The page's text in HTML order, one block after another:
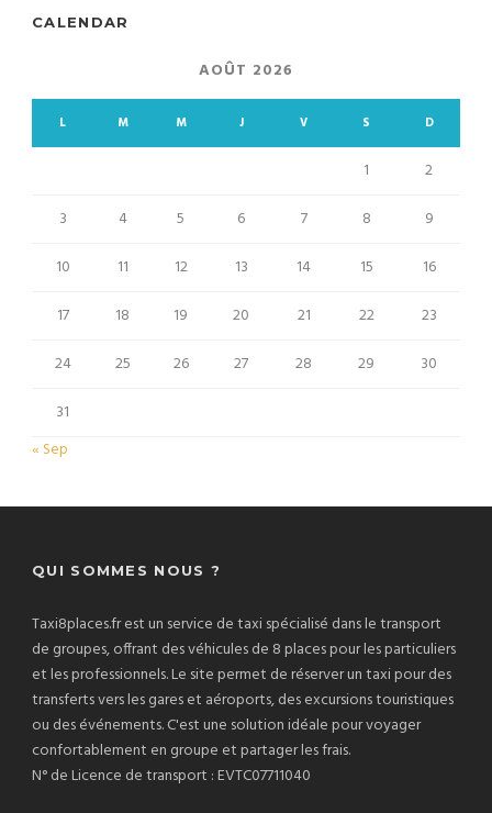
CALENDAR
AOÛT 2026
L M M J V S D
1
2
3
4 5 6 7 8
9
10
11 12 13 14 15
16
17
18 19 20 21 22
23
24
25 26 27 28 29
30
31
« Sep
QUI SOMMES NOUS ?
Taxi8places.fr est un service de taxi spécialisé dans le transport
de groupes, offrant des véhicules de 8 places pour les particuliers
et les professionnels. Le site permet de réserver un taxi pour des
transferts vers les gares et aéroports, des excursions touristiques
ou des événements. C'est une solution idéale pour voyager
confortablement en groupe et partager les frais.
N° de Licence de transport : EVTC07711040